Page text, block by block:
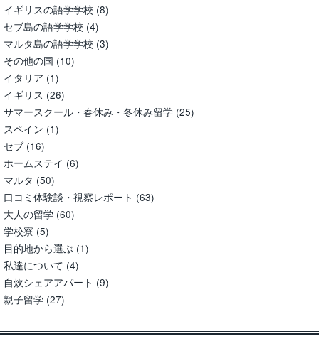
イギリスの語学学校 (8)
セブ島の語学学校 (4)
マルタ島の語学学校 (3)
その他の国 (10)
イタリア (1)
イギリス (26)
サマースクール・春休み・冬休み留学 (25)
スペイン (1)
セブ (16)
ホームステイ (6)
マルタ (50)
口コミ体験談・視察レポート (63)
大人の留学 (60)
学校寮 (5)
目的地から選ぶ (1)
私達について (4)
自炊シェアアパート (9)
親子留学 (27)